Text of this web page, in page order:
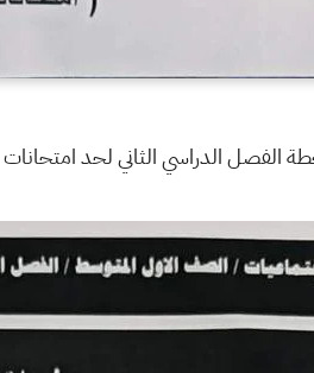
الفصل الدراسي الثاني لحد امتحانات